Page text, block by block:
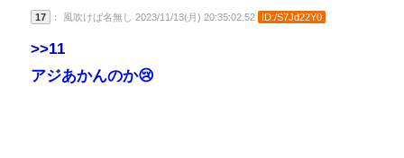
17 ： 風吹けば名無し 2023/11/13(月) 20:35:02.52 ID:/S7Jd22Y0
>>11
アジあかんのか😢